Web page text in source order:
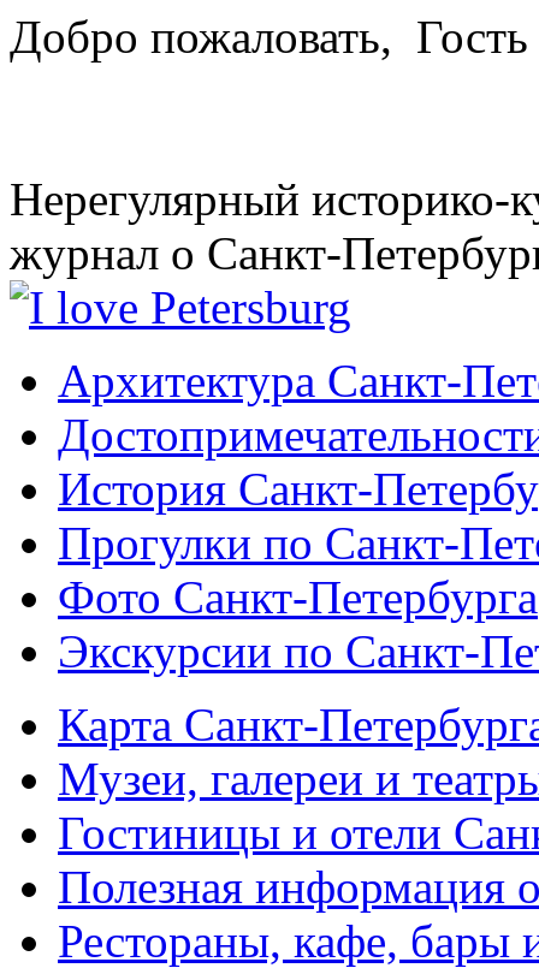
Добро пожаловать, Гость
Нерегулярный историко-
журнал о Санкт-
Архитектура Санкт-
История Санкт-
Прогулки по Санкт-
Фото Санкт-Петербурга
Экскурсии по Санкт-
Карта Санкт-
Музеи, галереи и
Гостиницы и отели
Полезная информация
Рестораны, кафе, бары